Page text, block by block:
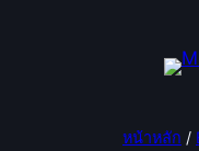
หน้าหลัก /